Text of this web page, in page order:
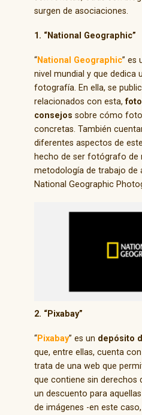
surgen de asociaciones.
1. “National Geographic”
“National Geographic” es
nivel mundial y que dedica
fotografía. En ella, se
relacionados con esta,
consejos sobre cómo
concretas. También
diferentes aspectos de
hecho de ser fotógrafo de
metodología de trabajo de
National Geographic
2. “Pixabay”
“Pixabay” es un depósito
que, entre ellas, cuenta
trata de una web que
que contiene sin derechos
un descuento para
de imágenes -en este